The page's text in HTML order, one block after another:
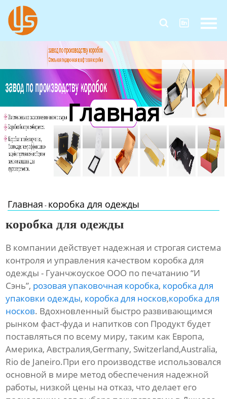
 
Главная
Продукция
О Нас
Контакты Главная
Главная - коробка для одежды
коробка для одежды
В компании действует надежная и строгая система
контроля и управления качеством коробка для
одежды - Гуанчжоуское ООО по печатанию “И
Сэнь”, розовая упаковочная коробка, коробка для
упаковки одежды, коробка для носков,коробка для
носков. Вдохновленный быстро развивающимся
рынком фаст-фуда и напитков con Продукт будет
поставляться по всему миру, таким как Европа,
Америка, Австралия,Germany, Switzerland,Australia,
Rio de Janeiro.При его производстве использовался
основной в мире метод обеспечения надежной
работы, низкой цены на отказ, что делает его